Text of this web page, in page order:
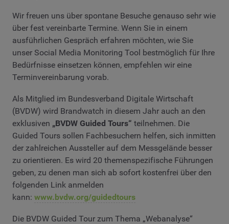
Wir freuen uns über spontane Besuche genauso sehr wie
über fest vereinbarte Termine. Wenn Sie in einem
ausführlichen Gespräch erfahren möchten, wie Sie
unser Social Media Monitoring Tool bestmöglich für Ihre
Bedürfnisse einsetzen können, empfehlen wir eine
Terminvereinbarung vorab.
Als Mitglied im Bundesverband Digitale Wirtschaft
(BVDW) wird Brandwatch in diesem Jahr auch an den
exklusiven „BVDW Guided Tours“ teilnehmen. Die
Guided Tours sollen Fachbesuchern helfen, sich inmitten
der zahlreichen Aussteller auf dem Messgelände besser
zu orientieren. Es wird 20 themenspezifische Führungen
geben, zu denen man sich ab sofort kostenfrei über den
folgenden Link anmelden
kann: www.bvdw.org/guidedtours
Die BVDW Guided Tour zum Thema „Webanalyse“